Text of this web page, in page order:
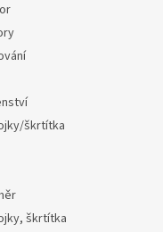
škrtítka
škrtítka